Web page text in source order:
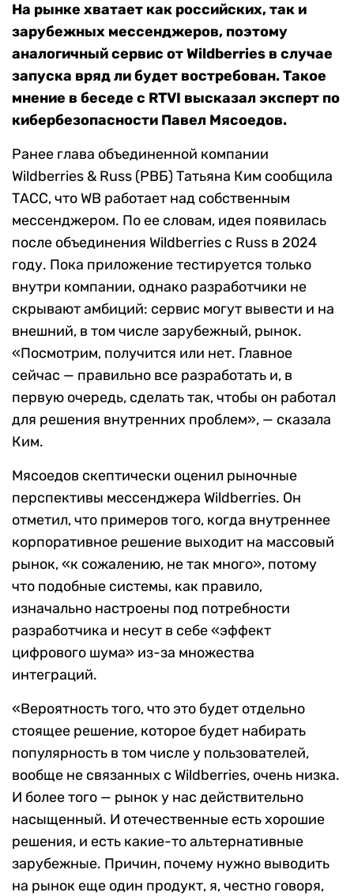
На рынке хватает как российских, так и
зарубежных мессенджеров, поэтому
аналогичный сервис от Wildberries в случае
запуска вряд ли будет востребован. Такое
мнение в беседе с RTVI высказал эксперт по
кибербезопасности Павел Мясоедов.
Ранее глава объединенной компании
Wildberries & Russ (РВБ) Татьяна Ким сообщила
ТАСС, что WB работает над собственным
мессенджером. По ее словам, идея появилась
после объединения Wildberries с Russ в 2024
году. Пока приложение тестируется только
внутри компании, однако разработчики не
скрывают амбиций: сервис могут вывести и на
внешний, в том числе зарубежный, рынок.
«Посмотрим, получится или нет. Главное
сейчас — правильно все разработать и, в
первую очередь, сделать так, чтобы он работал
для решения внутренних проблем», — сказала
Ким.
Мясоедов скептически оценил рыночные
перспективы мессенджера Wildberries. Он
отметил, что примеров того, когда внутреннее
корпоративное решение выходит на массовый
рынок, «к сожалению, не так много», потому
что подобные системы, как правило,
изначально настроены под потребности
разработчика и несут в себе «эффект
цифрового шума» из-за множества
интеграций.
«Вероятность того, что это будет отдельно
стоящее решение, которое будет набирать
популярность в том числе у пользователей,
вообще не связанных с Wildberries, очень низка.
И более того — рынок у нас действительно
насыщенный. И отечественные есть хорошие
решения, и есть какие-то альтернативные
зарубежные. Причин, почему нужно выводить
на рынок еще один продукт, я, честно говоря,